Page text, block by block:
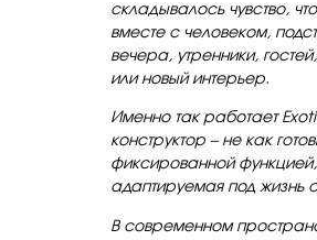
складывалось чувство,
вместе с человеком,
вечера, утренники,
или новый интерьер.
Именно так работает
конструктор – не как
фиксированной
адаптируемая под жизнь
В современном